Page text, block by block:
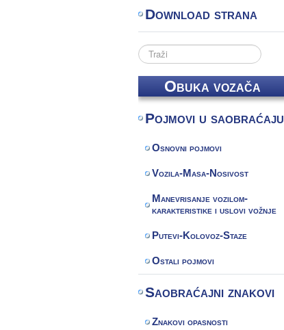
Download strana
Search
...
Obuka vozača
Pojmovi u saobraćaju
Osnovni pojmovi
Vozila-Masa-Nosivost
Manevrisanje vozilom-
karakteristike i uslovi vožnje
Putevi-Kolovoz-Staze
Ostali pojmovi
Saobraćajni znakovi
Znakovi opasnosti